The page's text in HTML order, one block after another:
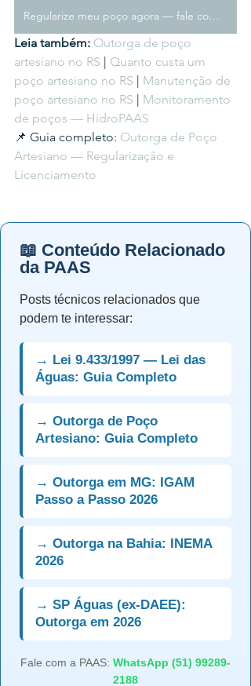
Regularize meu poço agora — fale com geólogo (Vim pelo blog)
Leia também: Outorga de poço
artesiano no RS | Quanto custa um
poço artesiano no RS | Manutenção de
poço artesiano no RS | Monitoramento
de poços — HidroPAAS
📌 Guia completo: Outorga de Poço
Artesiano — Regularização e
Licenciamento
📖 Conteúdo Relacionado
da PAAS
Posts técnicos relacionados que
podem te interessar:
→ Lei 9.433/1997 — Lei das
Águas: Guia Completo
→ Outorga de Poço
Artesiano: Guia Completo
→ Outorga em MG: IGAM
Passo a Passo 2026
→ Outorga na Bahia: INEMA
2026
→ SP Águas (ex-DAEE):
Outorga em 2026
Fale com a PAAS: WhatsApp (51) 99289-
2188